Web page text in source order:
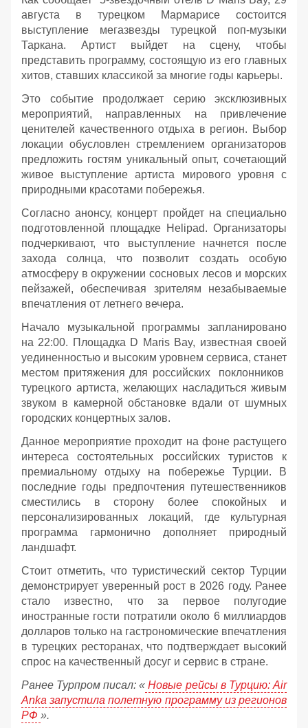
августа в турецком Мармарисе состоится
выступление мегазвезды турецкой поп-музыки
Таркана. Артист выйдет на сцену, чтобы
представить программу, состоящую из его главных
хитов, ставших классикой за многие годы карьеры.
Это событие продолжает серию эксклюзивных
мероприятий, направленных на привлечение
ценителей качественного отдыха в регион. Выбор
локации обусловлен стремлением организаторов
предложить гостям уникальный опыт, сочетающий
живое выступление артиста мирового уровня с
природными красотами побережья.
Согласно анонсу, концерт пройдет на специально
подготовленной площадке Helipad. Организаторы
подчеркивают, что выступление начнется после
захода солнца, что позволит создать особую
атмосферу в окружении сосновых лесов и морских
пейзажей, обеспечивая зрителям незабываемые
впечатления от летнего вечера.
Начало музыкальной программы запланировано
на 22:00. Площадка D Maris Bay, известная своей
уединенностью и высоким уровнем сервиса, станет
местом притяжения для российских поклонников
турецкого артиста, желающих насладиться живым
звуком в камерной обстановке вдали от шумных
городских концертных залов.
Данное мероприятие проходит на фоне растущего
интереса состоятельных российских туристов к
премиальному отдыху на побережье Турции. В
последние годы предпочтения путешественников
сместились в сторону более спокойных и
персонализированных локаций, где культурная
программа гармонично дополняет природный
ландшафт.
Стоит отметить, что туристический сектор Турции
демонстрирует уверенный рост в 2026 году. Ранее
стало известно, что за первое полугодие
иностранные гости потратили около 6 миллиардов
долларов только на гастрономические впечатления
в турецких ресторанах, что подтверждает высокий
спрос на качественный досуг и сервис в стране.
Ранее Турпром писал: « Новые рейсы в Турцию: Air
Anka запустила полетную программу из регионов
РФ ».